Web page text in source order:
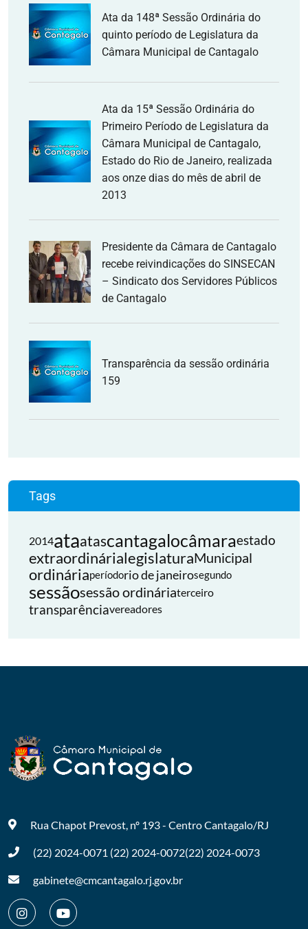
Ata da 148ª Sessão Ordinária do
quinto período de Legislatura da
Câmara Municipal de Cantagalo
Ata da 15ª Sessão Ordinária do
Primeiro Período de Legislatura da
Câmara Municipal de Cantagalo,
Estado do Rio de Janeiro, realizada
aos onze dias do mês de abril de
2013
Presidente da Câmara de Cantagalo
recebe reivindicações do SINSECAN
– Sindicato dos Servidores Públicos
de Cantagalo
Transparência da sessão ordinária
159
Tags
2014ataatascantagalocâmaraestado
extraordinárialegislaturaMunicipal
ordináriaperíodorio de janeirosegundo
sessãosessão ordináriaterceiro
transparênciavereadores
Rua Chapot Prevost, nº 193 - CentroCantagalo/RJ
(22) 2024-0071 (22) 2024-0072(22) 2024-0073
gabinete@cmcantagalo.rj.gov.br